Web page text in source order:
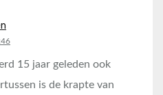
15 jaar geleden ook
is de krapte van